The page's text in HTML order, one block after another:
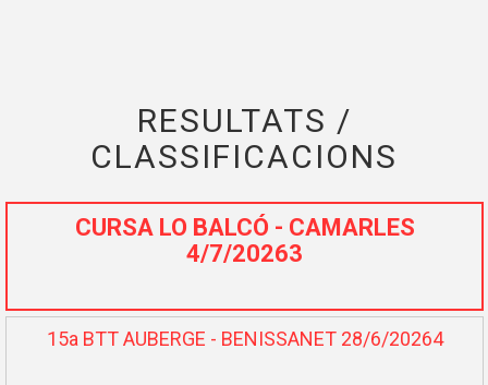
RESULTATS /
CLASSIFICACIONS
CURSA LO BALCÓ - CAMARLES
4/7/20263
15a BTT AUBERGE - BENISSANET 28/6/20264